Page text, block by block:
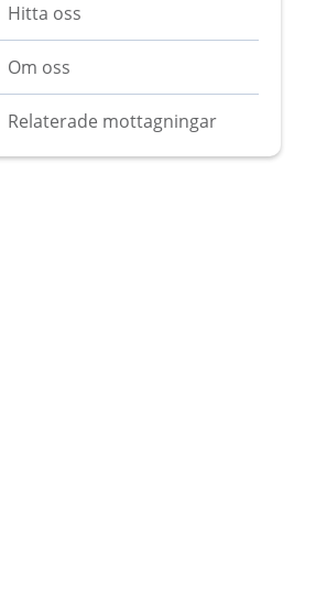
Hitta oss
Om oss
Relaterade mottagningar